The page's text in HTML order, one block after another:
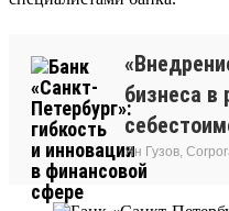
бизнеса в
Ян Гузов,